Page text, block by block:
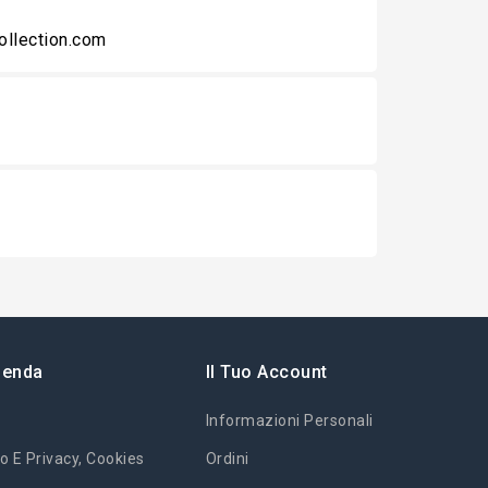
E Privacy, Cookies
Il Tuo Account
Informazioni Personali
Ordini